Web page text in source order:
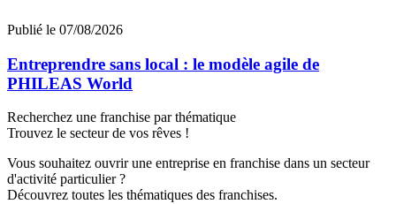
Publié le 07/08/2026
Entreprendre sans local : le modèle agile de
PHILEAS World
Recherchez une franchise par thématique
Trouvez le secteur de vos rêves !
Vous souhaitez ouvrir une entreprise en franchise dans un secteur
d'activité particulier ?
Découvrez toutes les thématiques des franchises.